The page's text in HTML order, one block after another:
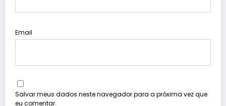
Email
Salvar meus dados neste navegador para a próxima vez que
eu comentar.